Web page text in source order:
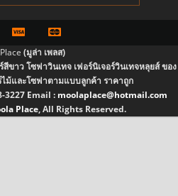
(มูล่า เพลส)
สีขาว โซฟาวินเทจ เฟอร์นิเจอร์วินเทจหลุยส์ ของ
ไม้และโซฟาตามแบบลูกค้า ราคาถูก
3227 Email : moolaplace@hotmail.com
Place, All Rights Reserved.